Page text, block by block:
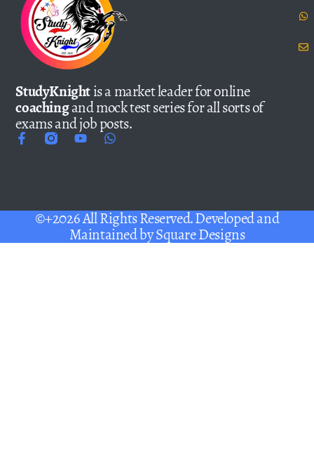
StudyKnightis a market leader for online
coachingand mock test series for all sorts of
exams and job posts.
©+2026 All Rights Reserved. Developed and
Maintained bySquare Designs